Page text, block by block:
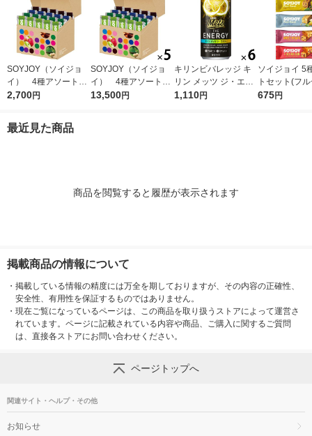
SOYJOY（ソイジョ
イ） 4種アソートセ
ット 1箱（20本入）
2,700円
SOYJOY（ソイジョ
イ） 4種アソート
1セット（1箱（20本
13,500円
キリンビバレッジ キ
リン メッツ ジ・エナ
ジー 250ml 1セット
1,110円
ソイジョイ 5
トセット(フ
ベイクドチー
675円
最近見た商品
商品を閲覧すると履歴が表示されます
掲載商品の情報について
・ 掲載している情報の精度には万全を期しておりますが、その内容の正確性、
安全性、有用性を保証するものではありません。
・ 現在ご覧になっているページは、この商品を取り扱うストアによって運営さ
れています。ページに記載されている内容や商品、ご購入に関するご質問
は、直接各ストアにお問い合わせください。
ページトップへ
関連サイト・ヘルプ・その他
お知らせ